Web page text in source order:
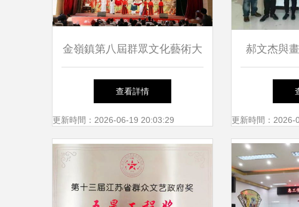
金嶺鎮第八屆群眾文化藝術大
賽 歌頌祖國，喜迎國慶，點
燃新時代文明實踐熱潮
查看詳情
更新時間：2026-06-19 20:03:29
郝文杰與
值與社
更新時間：2026-